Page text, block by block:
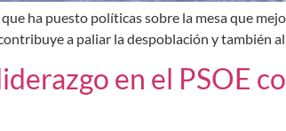
ha puesto políticas sobre la mesa que
a paliar la despoblación y también
en el PSOE